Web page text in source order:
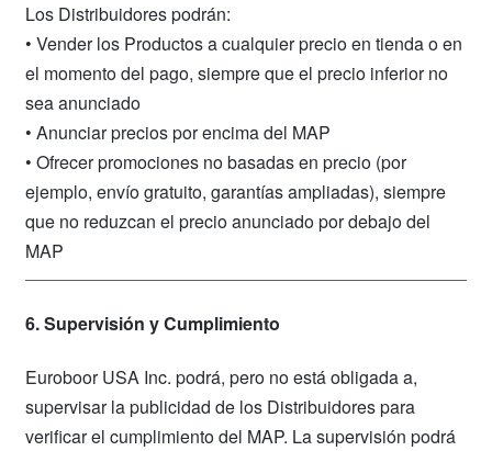
Los Distribuidores podrán:
• Vender los Productos a cualquier precio en tienda o en
el momento del pago, siempre que el precio inferior no
sea anunciado
• Anunciar precios por encima del MAP
• Ofrecer promociones no basadas en precio (por
ejemplo, envío gratuito, garantías ampliadas), siempre
que no reduzcan el precio anunciado por debajo del
MAP
6. Supervisión y Cumplimiento
Euroboor USA Inc. podrá, pero no está obligada a,
supervisar la publicidad de los Distribuidores para
verificar el cumplimiento del MAP. La supervisión podrá